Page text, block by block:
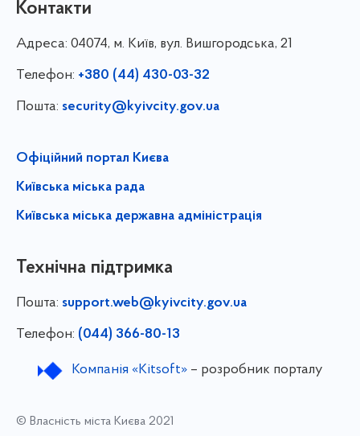
Контакти
Адреса: 04074, м. Київ, вул. Вишгородська, 21
Телефон: +380 (44) 430-03-32
Пошта: security@kyivcity.gov.ua
Офіційний портал Києва
Київська міська рада
Київська міська державна адміністрація
Технічна підтримка
Пошта: support.web@kyivcity.gov.ua
Телефон: (044) 366-80-13
Компанія «Kitsoft»– розробник порталу
© Власність міста Києва 2021